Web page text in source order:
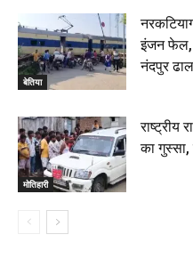
बेतिया
इंजन फेल,
नंदपुर
मोतिहारी
राष्ट्रीय
का गुस्सा,